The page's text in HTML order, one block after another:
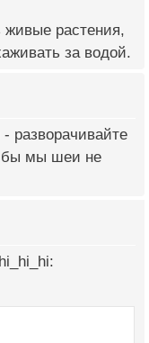
растения,
за водой.
разворачивайте
бы мы шеи не